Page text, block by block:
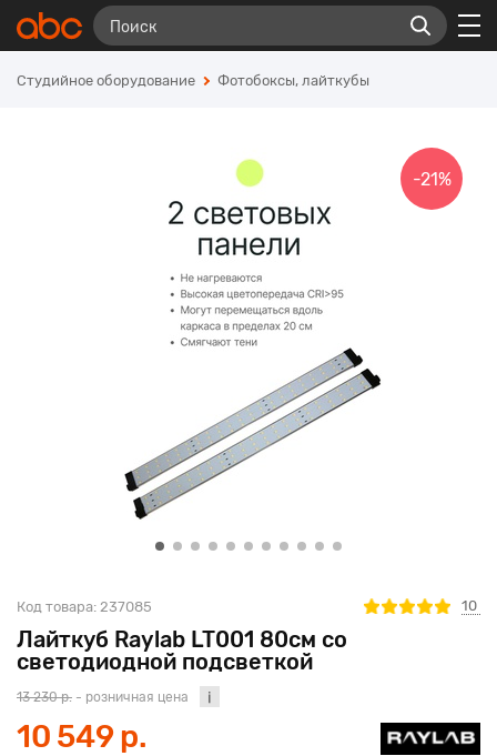
Студийное оборудование Фотобоксы, лайткубы
Лайткуб Raylab LT001 80см со
светодиодной подсветкой
Код товара: 237085 10
-21%
13 230 р. - розничная цена
10 549 р.